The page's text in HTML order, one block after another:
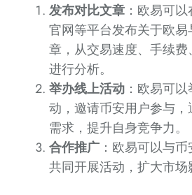
发布对比文章 ：欧易可
官网等平台发布关于欧
章，从交易速度、手续
进行分析。
举办线上活动 ：欧易可
动，邀请币安用户参与
需求，提升自身竞争力。
合作推广 ：欧易可以与
共同开展活动，扩大市场